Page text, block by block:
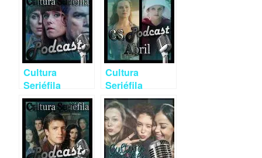
Cultura
Seriéfila
Podcast 10:
Estrenos de
mayo, ‘The
Rain’, ‘Safe’,
‘Cobra Kai’ y
Cultura
Seriéfila
Podcast 9:
Estrenos de
abril, ‘The
Walking Dead’,
‘The